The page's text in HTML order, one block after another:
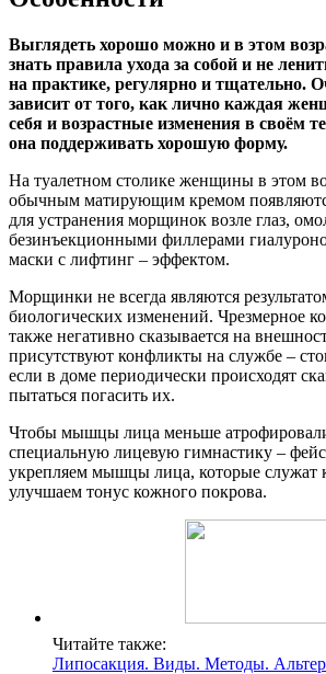
Выглядеть хорошо можно и в этом
знать правила ухода за собой и не
на практике, регулярно и тщательно.
зависит от того, как лично каждая
себя и возрастные изменения в своём
она поддерживать хорошую форму.
На туалетном столике женщины в этом
обычным матирующим кремом
для устранения морщинок возле глаз,
безинъекционными филлерами
маски с лифтинг – эффектом.
Морщинки не всегда являются
биологических изменений. Чрезмерное
также негативно сказывается на
присутствуют конфликты на службе –
если в доме периодически происходят
пытаться погасить их.
Чтобы мышцы лица меньше
специальную лицевую гимнастику –
укрепляем мышцы лица, которые служат
улучшаем тонус кожного покрова.
Читайте также:
Липосакция. Виды. Методы.